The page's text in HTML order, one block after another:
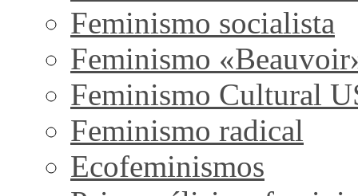
Feminismo socialista
Feminismo
Feminismo Cultural
Feminismo radical
Ecofeminismos